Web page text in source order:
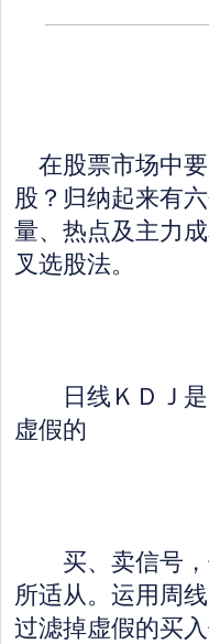
在股票市场中
股？归纳起来有
量、热点及主力
叉选股法。
日线ＫＤＪ是
虚假的
买、卖信号，
所适从。运用周
过滤掉虚假的买